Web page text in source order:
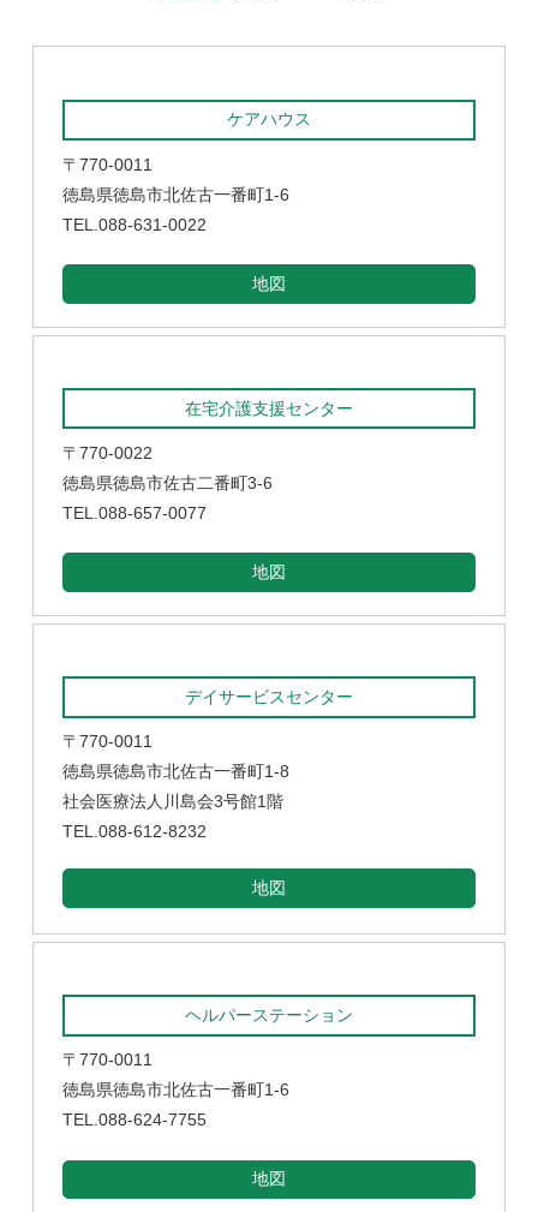
ケアハウス
〒770-0011
徳島県徳島市北佐古一番町1-6
TEL.088-631-0022
地図
在宅介護支援センター
〒770-0022
徳島県徳島市佐古二番町3-6
TEL.088-657-0077
地図
デイサービスセンター
〒770-0011
徳島県徳島市北佐古一番町1-8
社会医療法人川島会3号館1階
TEL.088-612-8232
地図
ヘルパーステーション
〒770-0011
徳島県徳島市北佐古一番町1-6
TEL.088-624-7755
地図